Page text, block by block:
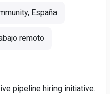
España
remoto
pipeline hiring initiative.